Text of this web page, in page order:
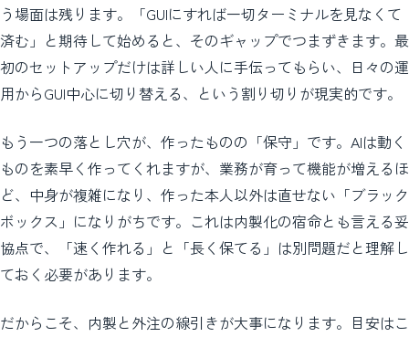
う場面は残ります。「GUIにすれば一切ターミナルを見なくて
済む」と期待して始めると、そのギャップでつまずきます。最
初のセットアップだけは詳しい人に手伝ってもらい、日々の運
用からGUI中心に切り替える、という割り切りが現実的です。
もう一つの落とし穴が、作ったものの「保守」です。AIは動く
ものを素早く作ってくれますが、業務が育って機能が増えるほ
ど、中身が複雑になり、作った本人以外は直せない「ブラック
ボックス」になりがちです。これは内製化の宿命とも言える妥
協点で、「速く作れる」と「長く保てる」は別問題だと理解し
ておく必要があります。
だからこそ、内製と外注の線引きが大事になります。目安はこ